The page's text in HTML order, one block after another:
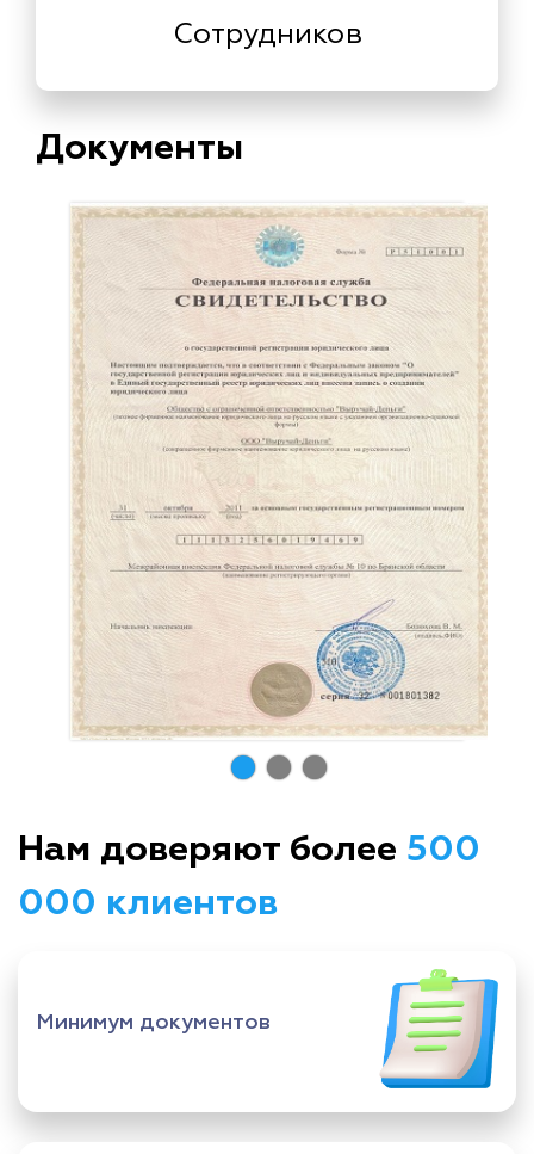
Сотрудников
Документы
Нам доверяют более 500
000 клиентов
Минимум документов